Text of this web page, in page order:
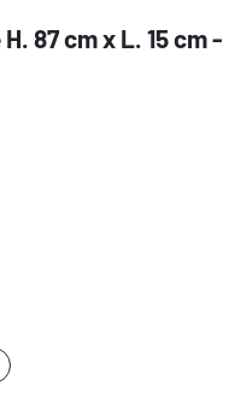
87 cm x L. 15 cm -